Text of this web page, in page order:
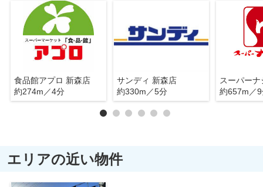
食品館アプロ 新森店
約274m／4分
サンディ 新森店
約330m／5分
約657m／
エリアの近い物件